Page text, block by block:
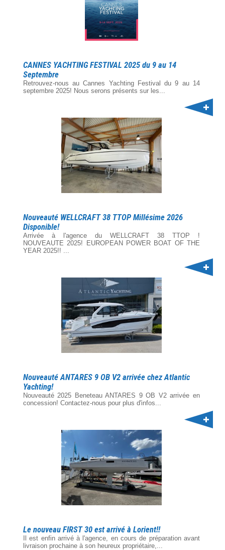
CANNES YACHTING FESTIVAL 2025 du 9 au 14
Septembre
Retrouvez-nous au Cannes Yachting Festival du 9 au 14
septembre 2025! Nous serons présents sur les...
Nouveauté WELLCRAFT 38 TTOP Millésime 2026
Disponible!
Arrivée à l'agence du WELLCRAFT 38 TTOP !
NOUVEAUTE 2025! EUROPEAN POWER BOAT OF THE
YEAR 2025!! ...
Nouveauté ANTARES 9 OB V2 arrivée chez Atlantic
Yachting!
Nouveauté 2025 Beneteau ANTARES 9 OB V2 arrivée en
concession! Contactez-nous pour plus d'infos...
Le nouveau FIRST 30 est arrivé à Lorient!!
Il est enfin arrivé à l'agence, en cours de préparation avant
livraison prochaine à son heureux propriétaire,...